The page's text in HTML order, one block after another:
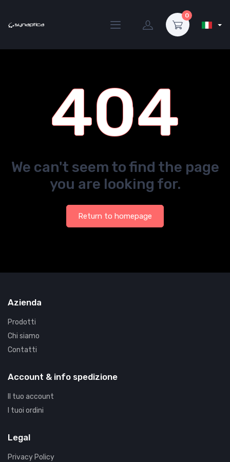
0
404
We can't seem to find the page
you are looking for.
Return to homepage
Azienda
Prodotti
Chi siamo
Contatti
Account & info spedizione
Il tuo account
I tuoi ordini
Legal
Privacy Policy